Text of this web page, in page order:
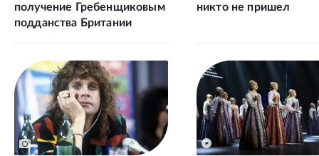
получение Гребенщиковым
подданства Британии
никто не пришел